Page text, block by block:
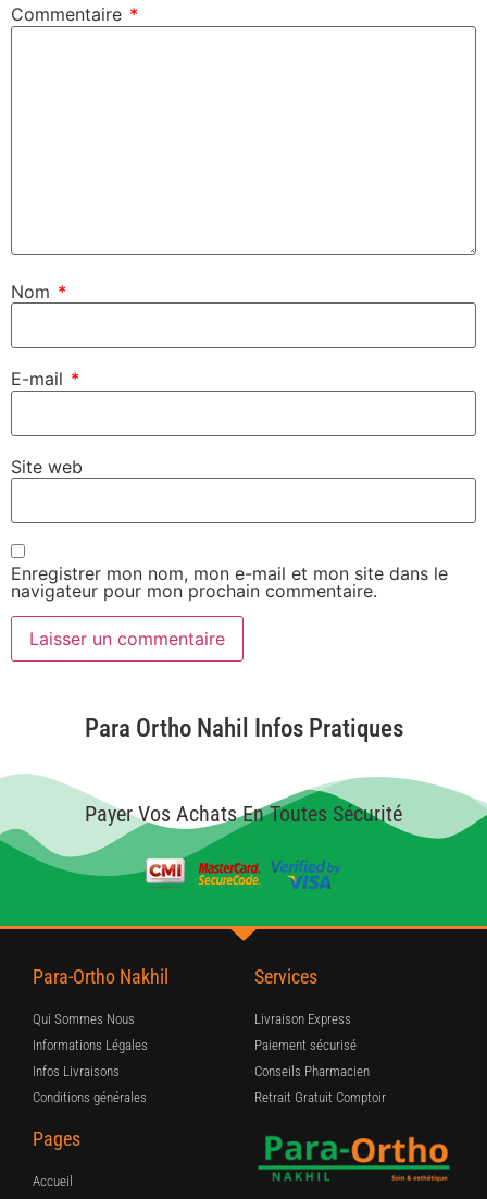
Commentaire *
Nom *
E-mail *
Site web
Enregistrer mon nom, mon e-mail et mon site dans le
navigateur pour mon prochain commentaire.
Para Ortho Nahil Infos Pratiques
Payer Vos Achats En Toutes Sécurité
Para-Ortho Nakhil
Qui Sommes Nous
Informations Légales
Infos Livraisons
Conditions générales
Services
Livraison Express
Paiement sécurisé
Conseils Pharmacien
Retrait Gratuit Comptoir
Pages
Accueil